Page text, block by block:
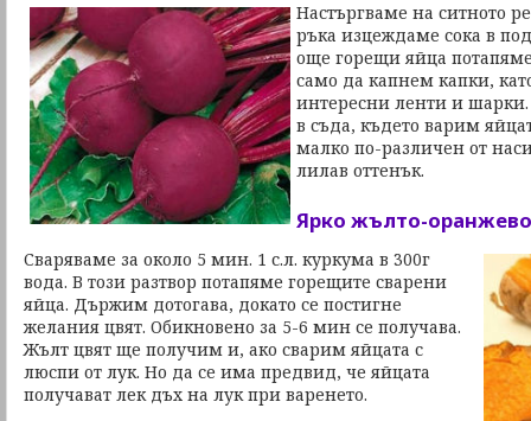
Настъргваме на ситното
ръка изцеждаме сока в
още горещи яйца
само да капнем капки,
интересни ленти и
в съда, където варим
малко по-различен от
лилав оттенък.
Ярко жълто-оранжево
Сваряваме за около 5 мин. 1 с.л. куркума в 300г
вода. В този разтвор потапяме горещите сварени
яйца. Държим дотогава, докато се постигне
желания цвят. Обикновено за 5-6 мин се получава.
Жълт цвят ще получим и, ако сварим яйцата с
люспи от лук. Но да се има предвид, че яйцата
получават лек дъх на лук при варенето.